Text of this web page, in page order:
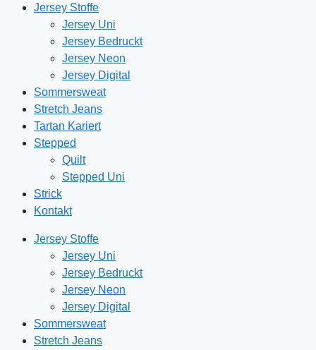
Jersey Stoffe
Jersey Uni
Jersey Bedruckt
Jersey Neon
Jersey Digital
Sommersweat
Stretch Jeans
Tartan Kariert
Stepped
Quilt
Stepped Uni
Strick
Kontakt
Jersey Stoffe
Jersey Uni
Jersey Bedruckt
Jersey Neon
Jersey Digital
Sommersweat
Stretch Jeans